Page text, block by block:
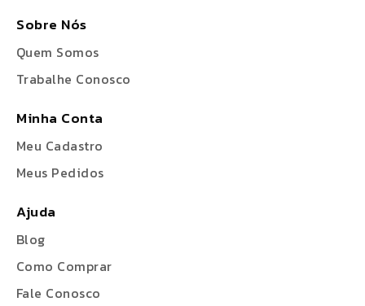
Sobre Nós
Quem Somos
Trabalhe Conosco
Minha Conta
Meu Cadastro
Meus Pedidos
Ajuda
Blog
Como Comprar
Fale Conosco